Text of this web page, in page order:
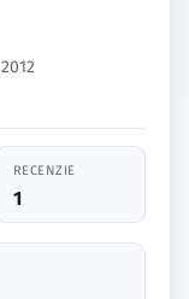
2012
RECENZIE
1